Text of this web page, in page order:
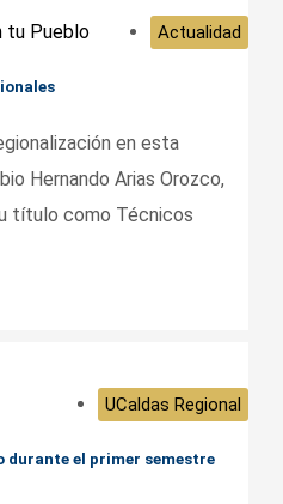
tu Pueblo Actualidad
en esta
Hernando Arias Orozco,
título como Técnicos
UCaldas Regional
durante el primer semestre